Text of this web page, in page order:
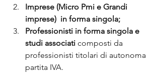
Imprese (Micro Pmi e Grandi
imprese)  in forma singola;
Professionisti in forma singola e
studi associati composti da
professionisti titolari di autonoma
partita IVA.